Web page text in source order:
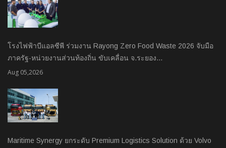
โรงไฟฟ้าบีแอลซีพี ร่วมงาน Rayong Zero Food Waste 2026 จับมือ
ภาครัฐ-หน่วยงานส่วนท้องถิ่น ขับเคลื่อน จ.ระยอง…
Aug 05,2026
Maritime Synergy ยกระดับ Premium Logistics Solution ด้วย Volvo